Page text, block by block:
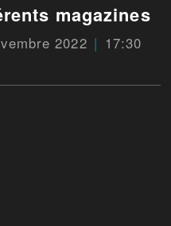
magazines
2022
17:30